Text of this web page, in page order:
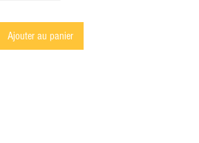
Ajouter au panier